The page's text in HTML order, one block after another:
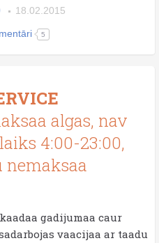
18.02.2015
5
algas, nav
4:00-23:00,
gadijumaa caur
vaacijaa ar taadu